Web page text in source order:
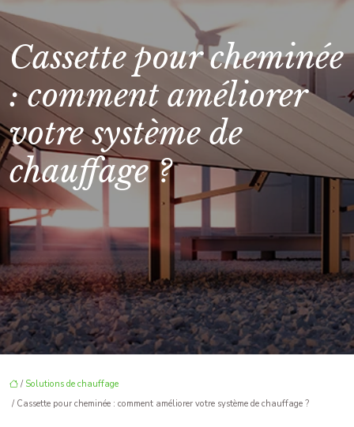
Cassette pour cheminée
: comment améliorer
votre système de
chauffage ?
/ Solutions de chauffage
/ Cassette pour cheminée : comment améliorer votre système de chauffage ?